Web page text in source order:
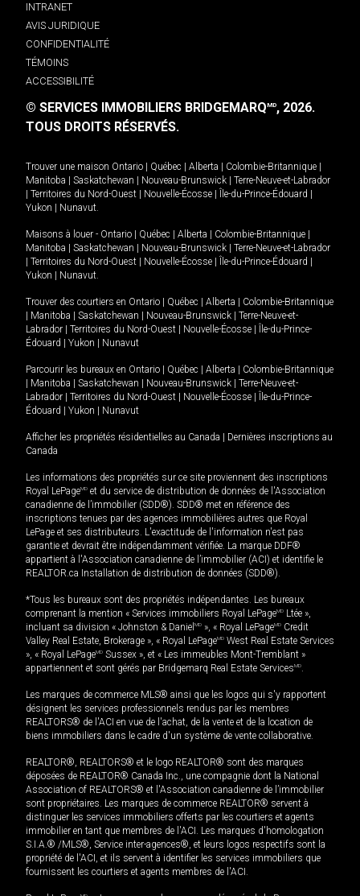
INTRANET
AVIS JURIDIQUE
CONFIDENTIALITÉ
TÉMOINS
ACCESSIBILITÉ
© SERVICES IMMOBILIERS BRIDGEMARQMD, 2026.
TOUS DROITS RÉSERVÉS.
Trouver une maison Ontario Québec Alberta Colombie-Britannique
Manitoba
Saskatchewan Nouveau-Brunswick
Terre-Neuve-et-Labrador
Territoires du Nord-Ouest Nouvelle-Écosse Île-du-Prince-Édouard
Yukon
Nunavut.
Maisons à louer - Ontario Québec Alberta Colombie-Britannique
Manitoba
Saskatchewan Nouveau-Brunswick
Terre-Neuve-et-Labrador
Territoires du Nord-Ouest Nouvelle-Écosse Île-du-Prince-Édouard
Yukon
Nunavut.
Trouver des courtiers en Ontario Québec Alberta
Colombie-Britannique
Manitoba Saskatchewan Nouveau-Brunswick
Terre-Neuve-et-
Labrador
Territoires du Nord-Ouest Nouvelle-Écosse
Île-du-Prince-
Édouard
Yukon Nunavut
Parcourir les bureaux en Ontario Québec Alberta
Colombie-Britannique
Manitoba Saskatchewan Nouveau-Brunswick
Terre-Neuve-et-
Labrador
Territoires du Nord-Ouest Nouvelle-Écosse
Île-du-Prince-
Édouard
Yukon Nunavut
Afficher les propriétés résidentielles au Canada
Dernières inscriptions au
Canada
Les informations des propriétés sur ce site proviennent des inscriptions
Royal LePageMD et du service de distribution de données de l'Association
canadienne de l’immobilier (SDD®). SDD® met en référence des
inscriptions tenues par des agences immobilières autres que Royal
LePage et ses distributeurs. L'exactitude de l'information n'est pas
garantie et devrait être indépendamment vérifiée. La marque DDF®
appartient à l'Association canadienne de l’immobilier (ACI) et identifie le
REALTOR.ca Installation de distribution de données (SDD®).
*Tous les bureaux sont des propriétés indépendantes. Les bureaux
comprenant la mention « Services immobiliers Royal LePageMD Ltée »,
incluant sa division « Johnston & Daniel MD », « Royal LePageMD Credit
Valley Real Estate, Brokerage », « Royal LePageMD West Real Estate Services
», « Royal LePageMD Sussex », et « Les immeubles Mont-Tremblant »
appartiennent et sont gérés par Bridgemarq Real Estate ServicesMD.
Les marques de commerce MLS® ainsi que les logos qui s'y rapportent
désignent les services professionnels rendus par les membres
REALTORS® de l'ACI en vue de l'achat, de la vente et de la location de
biens immobiliers dans le cadre d'un système de vente collaborative.
REALTOR®, REALTORS® et le logo REALTOR® sont des marques
déposées de REALTOR® Canada Inc., une compagnie dont la National
Association of REALTORS® et l'Association canadienne de l’immobilier
sont propriétaires. Les marques de commerce REALTOR® servent à
distinguer les services immobiliers offerts par les courtiers et agents
immobilier en tant que membres de l'ACI. Les marques d'homologation
S.I.A.® /MLS®, Service inter-agences®, et leurs logos respectifs sont la
propriété de l'ACI, et ils servent à identifier les services immobiliers que
fournissent les courtiers et agents membres de l'ACI.